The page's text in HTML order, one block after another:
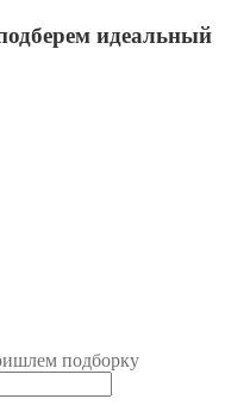
идеальный
подборку